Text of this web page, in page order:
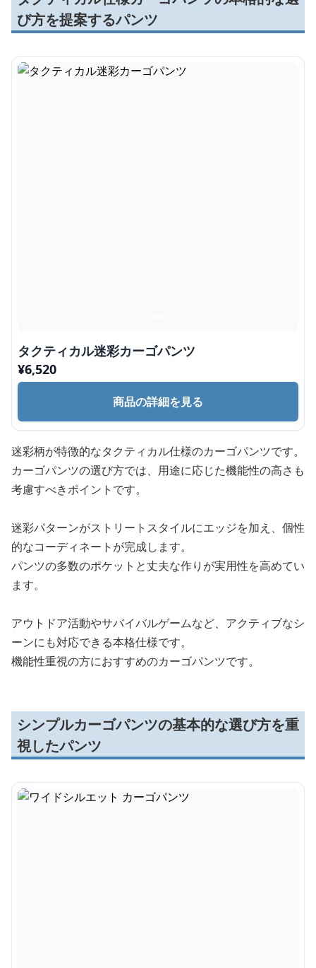
び方を提案するパンツ
タクティカル迷彩カーゴパンツ
¥6,520
商品の詳細を見る
迷彩柄が特徴的なタクティカル仕様のカーゴパンツです。
カーゴパンツの選び方では、用途に応じた機能性の高さも
考慮すべきポイントです。
迷彩パターンがストリートスタイルにエッジを加え、個性
的なコーディネートが完成します。
パンツの多数のポケットと丈夫な作りが実用性を高めてい
ます。
アウトドア活動やサバイバルゲームなど、アクティブなシ
ーンにも対応できる本格仕様です。
機能性重視の方におすすめのカーゴパンツです。
シンプルカーゴパンツの基本的な選び方を重
視したパンツ